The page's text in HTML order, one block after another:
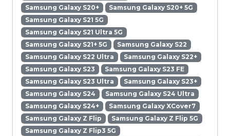
Samsung Galaxy S20+
Samsung Galaxy S20+ 5G
Samsung Galaxy S21 5G
Samsung Galaxy S21 Ultra 5G
Samsung Galaxy S21+ 5G
Samsung Galaxy S22
Samsung Galaxy S22 Ultra
Samsung Galaxy S22+
Samsung Galaxy S23
Samsung Galaxy S23 FE
Samsung Galaxy S23 Ultra
Samsung Galaxy S23+
Samsung Galaxy S24
Samsung Galaxy S24 Ultra
Samsung Galaxy S24+
Samsung Galaxy XCover7
Samsung Galaxy Z Flip
Samsung Galaxy Z Flip 5G
Samsung Galaxy Z Flip3 5G